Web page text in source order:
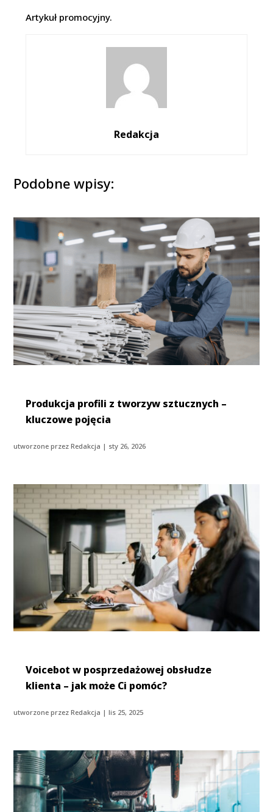
Artykuł promocyjny.
Redakcja
Podobne wpisy:
Produkcja profili z tworzyw sztucznych –
kluczowe pojęcia
utworzone przezRedakcja | sty 26, 2026
Voicebot w posprzedażowej obsłudze
klienta – jak może Ci pomóc?
utworzone przezRedakcja |lis 25, 2025